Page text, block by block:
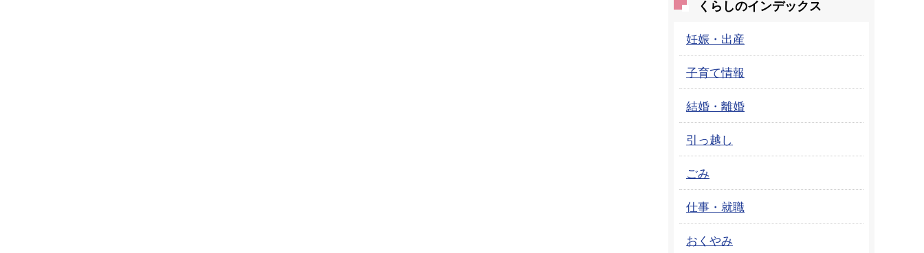
くらしのインデックス
妊娠・出産
子育て情報
結婚・離婚
引っ越し
ごみ
仕事・就職
おくやみ